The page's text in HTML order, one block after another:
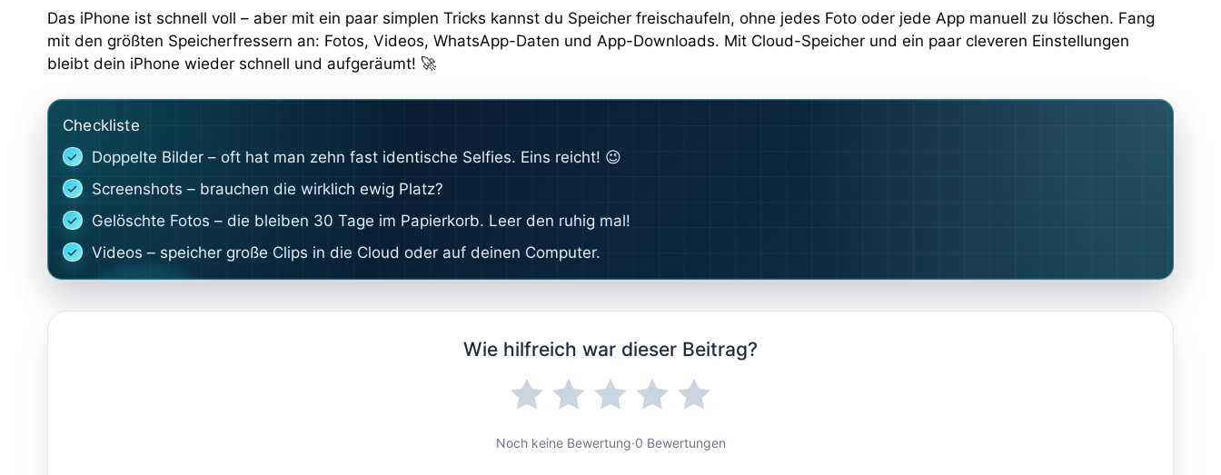
Das iPhone ist schnell voll – aber mit ein paar simplen Tricks kannst du Speicher freischaufeln, ohne jedes Foto oder jede App manuell zu löschen. Fang
mit den größten Speicherfressern an: Fotos, Videos, WhatsApp-Daten und App-Downloads. Mit Cloud-Speicher und ein paar cleveren Einstellungen
bleibt dein iPhone wieder schnell und aufgeräumt! 🚀
Checkliste
Doppelte Bilder – oft hat man zehn fast identische Selfies. Eins reicht! 😉
Screenshots – brauchen die wirklich ewig Platz?
Gelöschte Fotos – die bleiben 30 Tage im Papierkorb. Leer den ruhig mal!
Videos – speicher große Clips in die Cloud oder auf deinen Computer.
Wie hilfreich war dieser Beitrag?
Noch keine Bewertung·0 Bewertungen